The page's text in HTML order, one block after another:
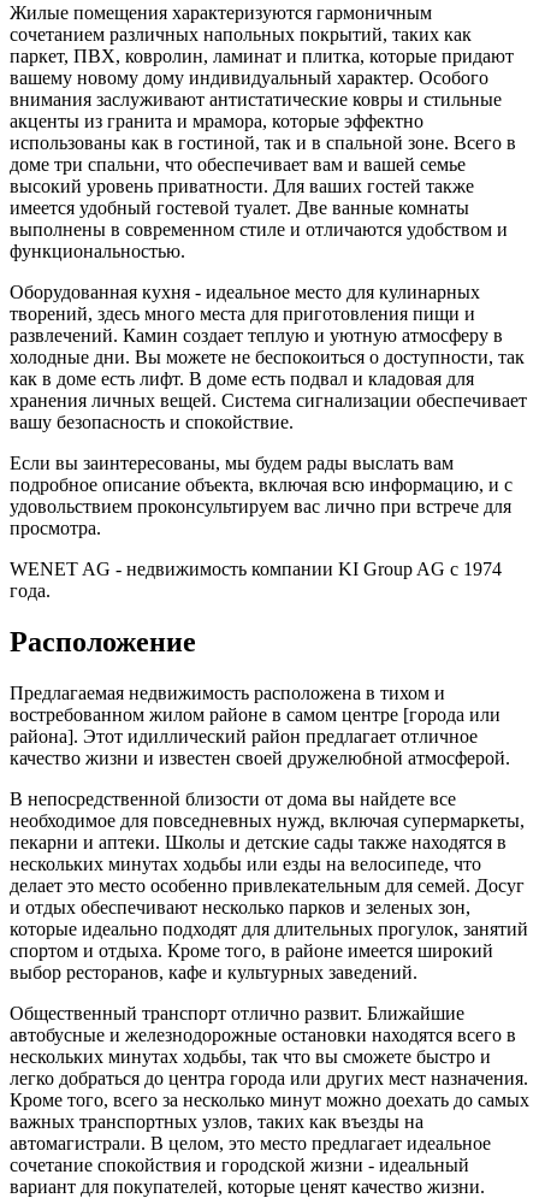
Жилые помещения характеризуются гармоничным
сочетанием различных напольных покрытий, таких как
паркет, ПВХ, ковролин, ламинат и плитка, которые придают
вашему новому дому индивидуальный характер. Особого
внимания заслуживают антистатические ковры и стильные
акценты из гранита и мрамора, которые эффектно
использованы как в гостиной, так и в спальной зоне. Всего в
доме три спальни, что обеспечивает вам и вашей семье
высокий уровень приватности. Для ваших гостей также
имеется удобный гостевой туалет. Две ванные комнаты
выполнены в современном стиле и отличаются удобством и
функциональностью.
Оборудованная кухня - идеальное место для кулинарных
творений, здесь много места для приготовления пищи и
развлечений. Камин создает теплую и уютную атмосферу в
холодные дни. Вы можете не беспокоиться о доступности, так
как в доме есть лифт. В доме есть подвал и кладовая для
хранения личных вещей. Система сигнализации обеспечивает
вашу безопасность и спокойствие.
Если вы заинтересованы, мы будем рады выслать вам
подробное описание объекта, включая всю информацию, и с
удовольствием проконсультируем вас лично при встрече для
просмотра.
WENET AG - недвижимость компании KI Group AG с 1974
года.
Расположение
Предлагаемая недвижимость расположена в тихом и
востребованном жилом районе в самом центре [города или
района]. Этот идиллический район предлагает отличное
качество жизни и известен своей дружелюбной атмосферой.
В непосредственной близости от дома вы найдете все
необходимое для повседневных нужд, включая супермаркеты,
пекарни и аптеки. Школы и детские сады также находятся в
нескольких минутах ходьбы или езды на велосипеде, что
делает это место особенно привлекательным для семей. Досуг
и отдых обеспечивают несколько парков и зеленых зон,
которые идеально подходят для длительных прогулок, занятий
спортом и отдыха. Кроме того, в районе имеется широкий
выбор ресторанов, кафе и культурных заведений.
Общественный транспорт отлично развит. Ближайшие
автобусные и железнодорожные остановки находятся всего в
нескольких минутах ходьбы, так что вы сможете быстро и
легко добраться до центра города или других мест назначения.
Кроме того, всего за несколько минут можно доехать до самых
важных транспортных узлов, таких как въезды на
автомагистрали. В целом, это место предлагает идеальное
сочетание спокойствия и городской жизни - идеальный
вариант для покупателей, которые ценят качество жизни.